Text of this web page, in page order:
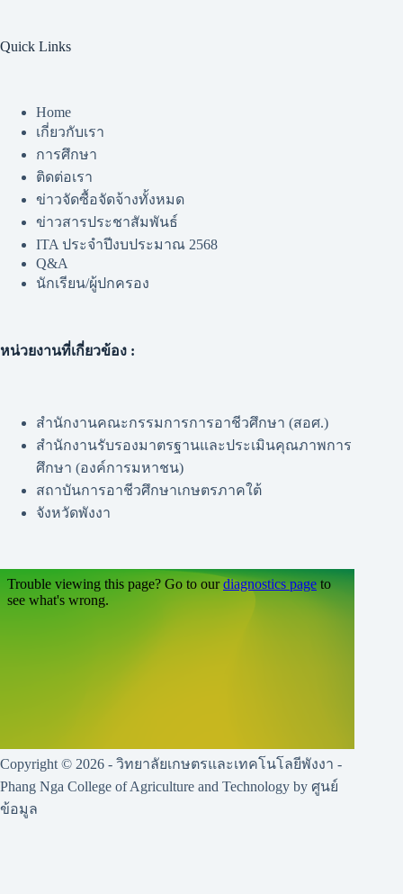
Quick Links
Home
เกี่ยวกับเรา
การศึกษา
ติดต่อเรา
ข่าวจัดซื้อจัดจ้างทั้งหมด
ข่าวสารประชาสัมพันธ์
ITA ประจำปีงบประมาณ 2568
Q&A
นักเรียน/ผู้ปกครอง
หน่วยงานที่เกี่ยวข้อง :
สำนักงานคณะกรรมการการอาชีวศึกษา (สอศ.)
สำนักงานรับรองมาตรฐานและประเมินคุณภาพการ
ศึกษา (องค์การมหาชน)
สถาบันการอาชีวศึกษาเกษตรภาคใต้
จังหวัดพังงา
Copyright © 2026 - วิทยาลัยเกษตรและเทคโนโลยีพังงา -
Phang Nga College of Agriculture and Technology by ศูนย์
ข้อมูล